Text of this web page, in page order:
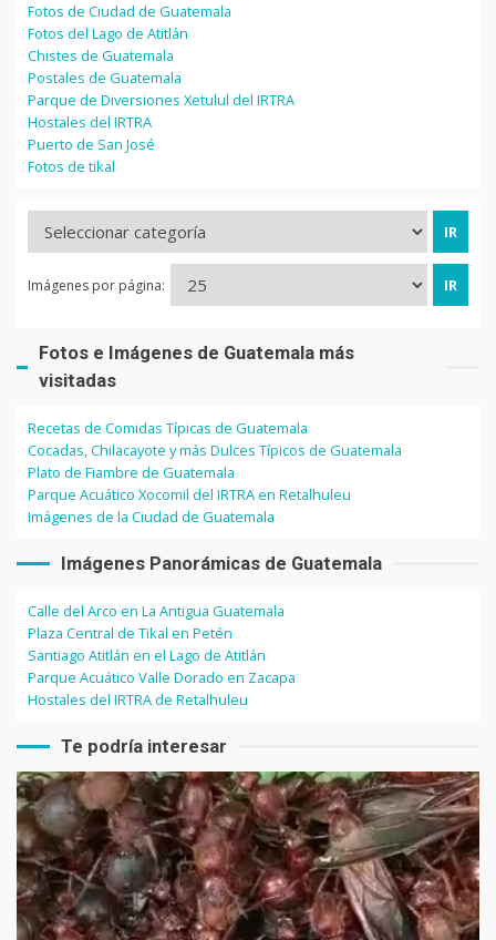
Fotos de Ciudad de Guatemala
Fotos del Lago de Atitlán
Chistes de Guatemala
Postales de Guatemala
Parque de Diversiones Xetulul del IRTRA
Hostales del IRTRA
Puerto de San José
Fotos de tikal
Imágenes por página:
Fotos e Imágenes de Guatemala más
visitadas
Recetas de Comidas Típicas de Guatemala
Cocadas, Chilacayote y más Dulces Típicos de Guatemala
Plato de Fiambre de Guatemala
Parque Acuático Xocomil del IRTRA en Retalhuleu
Imágenes de la Ciudad de Guatemala
Imágenes Panorámicas de Guatemala
Calle del Arco en La Antigua Guatemala
Plaza Central de Tikal en Petén
Santiago Atitlán en el Lago de Atitlán
Parque Acuático Valle Dorado en Zacapa
Hostales del IRTRA de Retalhuleu
Te podría interesar